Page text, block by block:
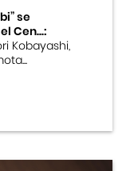
se
Cen...:
Kobayashi,